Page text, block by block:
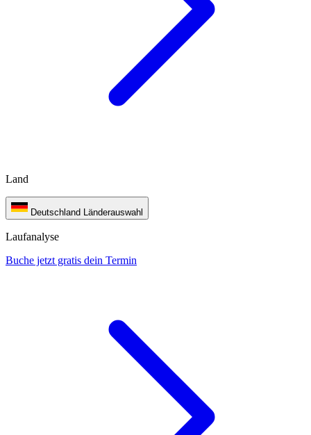
Land
Deutschland Länderauswahl
Laufanalyse
Buche jetzt gratis dein Termin